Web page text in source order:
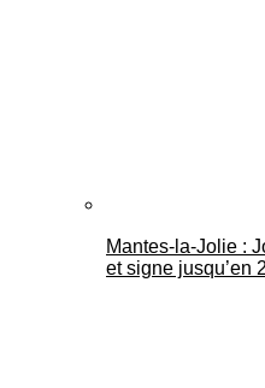
Mantes-la-Jolie :
et signe jusqu’en